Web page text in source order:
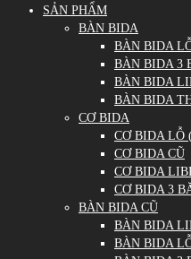
SẢN PHẨM
BÀN BIDA
BÀN BIDA
BÀN BIDA 3
BÀN BIDA
BÀN BIDA
CƠ BIDA
CƠ BIDA LỖ
CƠ BIDA CŨ
CƠ BIDA
CƠ BIDA 3
BÀN BIDA CŨ
BÀN BIDA
BÀN BIDA